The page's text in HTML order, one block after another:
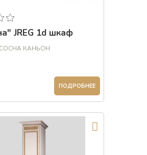
JREG 1d шкаф
КАНЬОН
ПОДРОБНЕЕ